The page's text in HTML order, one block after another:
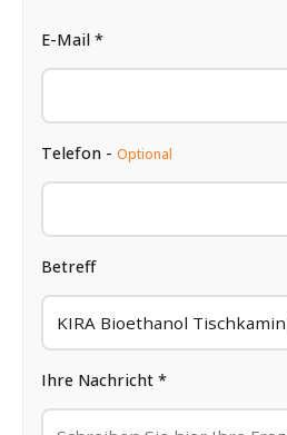
E-Mail *
Telefon - Optional
Betreff
Ihre Nachricht *